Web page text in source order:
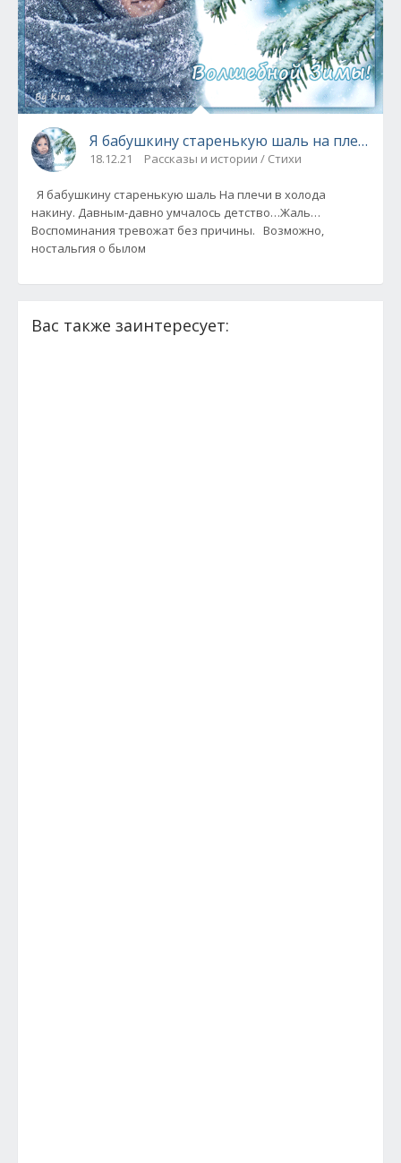
Я бабушкину старенькую шаль на плечи в
18.12.21 Рассказы и истории / Стихи
Я бабушкину старенькую шаль На плечи в холода
накину. Давным-давно умчалось детство…Жаль…
Воспоминания тревожат без причины. Возможно,
ностальгия о былом
Вас также заинтересует: